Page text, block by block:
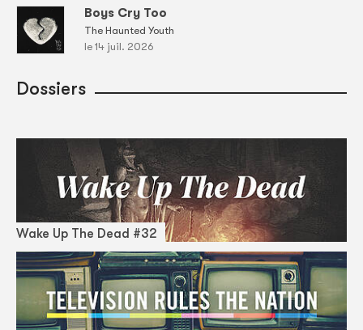
Boys Cry Too
The Haunted Youth
le 14 juil. 2026
Dossiers
Wake Up The Dead #32